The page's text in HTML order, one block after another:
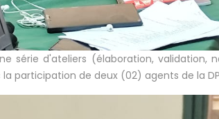
série d'ateliers (élaboration,
la participation de deux (02) agents de la